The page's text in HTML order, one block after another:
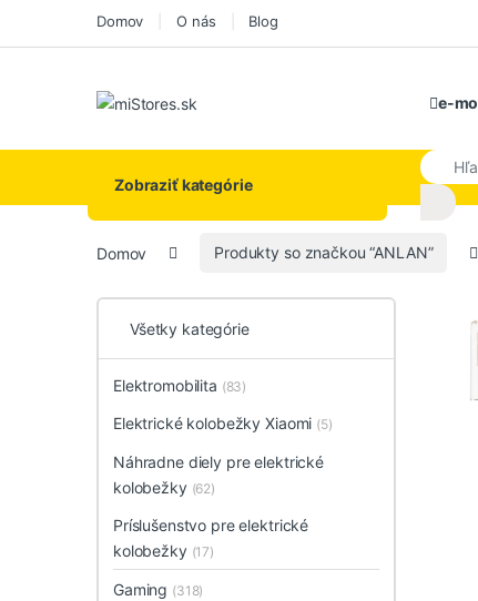
Skip to navigation
Skip to contentDomov O nás Blog
Opene-
Zobraziť kategórie
Domov Produkty so značkou “ANLAN”
Všetky kategórie
Elektromobilita (83)
Elektrické kolobežky Xiaomi (5)
Náhradne diely pre elektrické
kolobežky (62)
Príslušenstvo pre elektrické
kolobežky (17)
Gaming (318)